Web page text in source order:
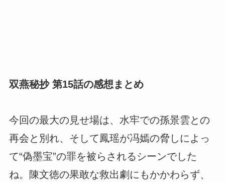
双燕秘抄 第15話の感想まとめ
今回の最大の見せ場は、水牢での孫景雲との
再会と別れ、そして鳳瑶が冯嫣の脅しによっ
て“偽墨宝”の罪を被らされるシーンでした
ね。陳文徳の果敢な救出劇にもかかわらず、